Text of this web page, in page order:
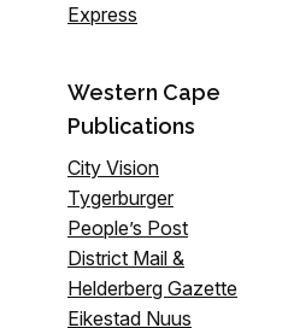
Express
Western Cape
Publications
City Vision
Tygerburger
People’s Post
District Mail &
Helderberg Gazette
Eikestad Nuus